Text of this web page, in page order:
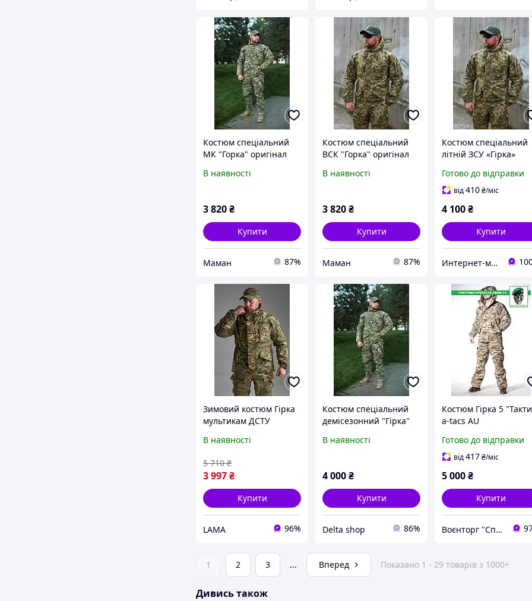
Костюм спеціальний
МК "Горка" оригінал
В наявності
3 820₴
Купити
Маман 87%
Костюм спеціальний
ВСК "Горка" оригінал
В наявності
3 820₴
Купити
Маман 87%
Костюм спеціальний
літній ЗСУ «Гірка»
Готово до відправки
від410₴/міс
4 100₴
Купити
Интернет-магазин "DISQUISE"
Зимовий костюм Гірка
мультикам ДСТУ
В наявності
3 997₴
5 710 ₴
Купити
LAMA 96%
Костюм спеціальний
демісезонний "Гірка"
В наявності
4 000₴
Купити
Delta shop 86%
Костюм Гірка 5
a-tacs AU
Готово до відправки
від417₴/міс
5 000₴
Купити
Воєнторг "Спецназ" - найкращий український військовий магазин — виробник!
1 2 3 ... Вперед Показано 1 - 29 товарів з 1000+
Дивись також